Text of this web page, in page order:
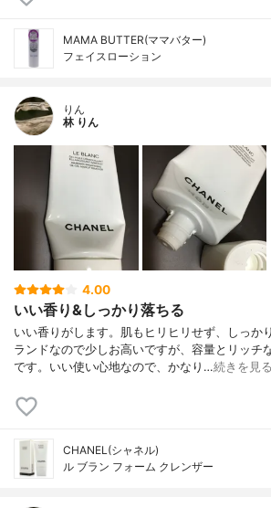
MAMA BUTTER(ママバター)
フェイスローション
りん
林 りん
4.00
いい香り&しっかり落ちる
いい香りがします。肌もヒリヒリせず、しっか
ランドなので少しお高いですが、容量とリッチ
です。いい使い心地なので、かなり…続きを見る
CHANEL(シャネル)
ル ブラン フォーム クレンザー